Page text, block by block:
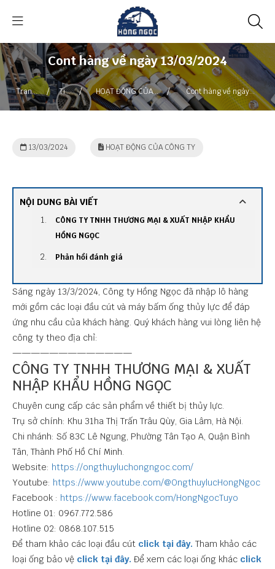
Cont hàng về ngày 13/03/2024
Trang / Tin / HOẠT ĐỘNG CỦA / Cont hàng về ngày
13/03/2024 HOẠT ĐỘNG CỦA CÔNG TY
NỘI DUNG BÀI VIẾT
CÔNG TY TNHH THƯƠNG MẠI & XUẤT NHẬP KHẨU
HỒNG NGỌC
Phản hồi đánh giá
Sáng ngày 13/3/2024, Công ty Hồng Ngọc đã nhập lô hàng
mới gồm các loại đầu cút và máy bấm ống thủy lực để đáp
ứng nhu cầu của khách hàng. Quý khách hàng vui lòng liên hệ
công ty theo địa chỉ:
—————————————
CÔNG TY TNHH THƯƠNG MẠI & XUẤT
NHẬP KHẨU HỒNG NGỌC
Chuyên cung cấp các sản phẩm về thiết bị thủy lực.
Trụ sở chính: Khu 31ha Thị Trấn Trâu Qùy, Gia Lâm, Hà Nội.
Chi nhánh: Số 83C Lê Ngung, Phường Tân Tạo A, Quận Bình
Tân, Thành Phố Hồ Chí Minh.
Website: https://ongthuyluchongngoc.com/
Youtube: https://www.youtube.com/@OngthuylucHongNgoc
Facebook : https://www.facebook.com/HongNgocTuyo
Hotline 01: 0967.772.586
Hotline 02: 0868.107.515
Để tham khảo các loại đầu cút click tại đây. Tham khảo các
loại ống bảo vệ click tại đây. Để xem các loại ống khác click